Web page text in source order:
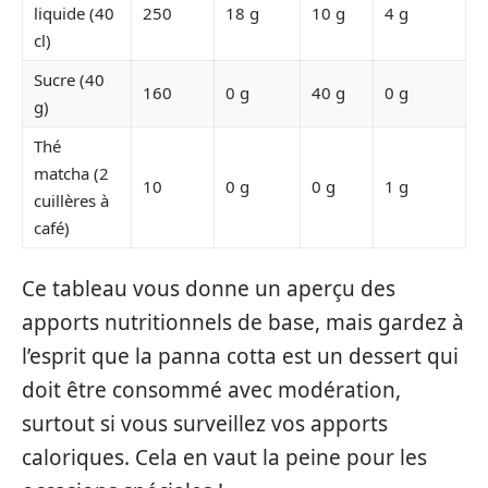
liquide (40
cl)
250 18 g 10 g 4 g
Sucre (40
g)
160 0 g 40 g 0 g
Thé
matcha (2
cuillères à
café)
10 0 g 0 g 1 g
Ce tableau vous donne un aperçu des
apports nutritionnels de base, mais gardez à
l’esprit que la panna cotta est un dessert qui
doit être consommé avec modération,
surtout si vous surveillez vos apports
caloriques. Cela en vaut la peine pour les